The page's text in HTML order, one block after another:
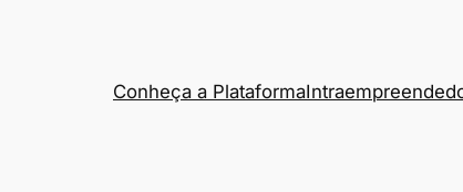
Conheça a Plataforma